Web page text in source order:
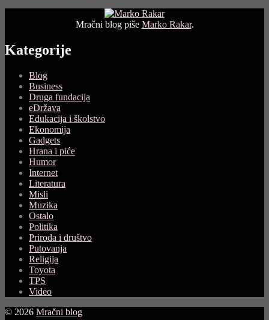
Mračni blog piše Marko Rakar.
Kategorije
Blog
Business
Druga fundacija
eDržava
Edukacija i školstvo
Ekonomija
Gadgets
Hrana i piće
Humor
Internet
Literatura
Misli
Muzika
Ostalo
Politika
Priroda i društvo
Putovanja
Religija
Toyota
TPS
Video
© 2026 Mračni blog